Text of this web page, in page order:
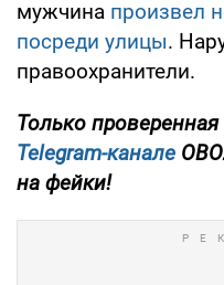
мужчина произвел
посреди улицы.
правоохранители.
Только
Telegram-канале
на фейки!